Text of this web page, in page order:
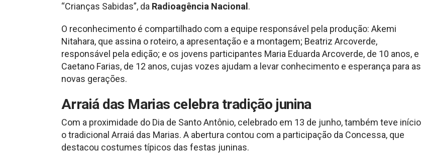
“Crianças Sabidas”, da Radioagência Nacional.
O reconhecimento é compartilhado com a equipe responsável pela produção: Akemi
Nitahara, que assina o roteiro, a apresentação e a montagem; Beatriz Arcoverde,
responsável pela edição; e os jovens participantes Maria Eduarda Arcoverde, de 10 anos, e
Caetano Farias, de 12 anos, cujas vozes ajudam a levar conhecimento e esperança para as
novas gerações.
Arraiá das Marias celebra tradição junina
Com a proximidade do Dia de Santo Antônio, celebrado em 13 de junho, também teve início
o tradicional Arraiá das Marias. A abertura contou com a participação da Concessa, que
destacou costumes típicos das festas juninas.